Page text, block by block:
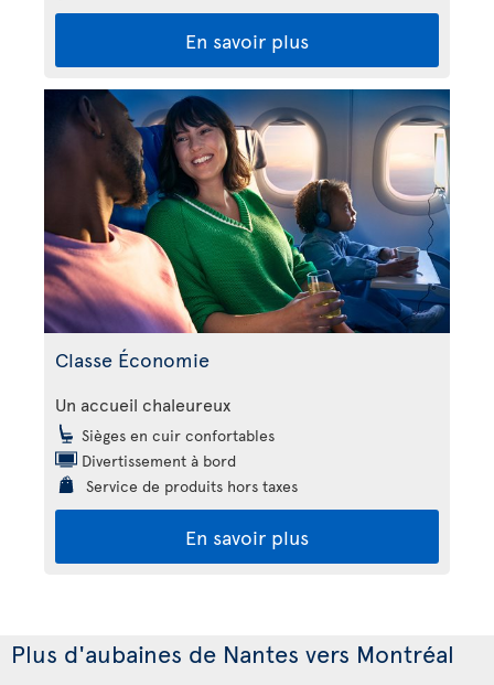
En savoir plus
Classe Économie
Un accueil chaleureux
Sièges en cuir confortables
Divertissement à bord
Service de produits hors taxes
En savoir plus
Plus d'aubaines de Nantes vers Montréal